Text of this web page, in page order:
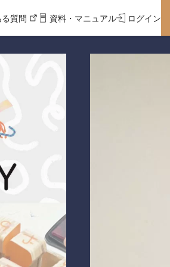
質問 資料・マニュアル ログイン